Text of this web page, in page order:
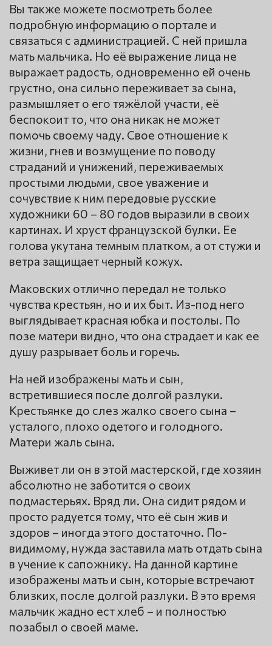
Вы также можете посмотреть более
подробную информацию о портале и
связаться с администрацией. С ней пришла
мать мальчика. Но её выражение лица не
выражает радость, одновременно ей очень
грустно, она сильно переживает за сына,
размышляет о его тяжёлой участи, её
беспокоит то, что она никак не может
помочь своему чаду. Свое отношение к
жизни, гнев и возмущение по поводу
страданий и унижений, переживаемых
простыми людьми, свое уважение и
сочувствие к ним передовые русские
художники 60 – 80 годов выразили в своих
картинах. И хруст французской булки. Ее
голова укутана темным платком, а от стужи и
ветра защищает черный кожух.
Маковских отлично передал не только
чувства крестьян, но и их быт. Из-под него
выглядывает красная юбка и постолы. По
позе матери видно, что она страдает и как ее
душу разрывает боль и горечь.
На ней изображены мать и сын,
встретившиеся после долгой разлуки.
Крестьянке до слез жалко своего сына –
усталого, плохо одетого и голодного.
Матери жаль сына.
Выживет ли он в этой мастерской, где хозяин
абсолютно не заботится о своих
подмастерьях. Вряд ли. Она сидит рядом и
просто радуется тому, что её сын жив и
здоров – иногда этого достаточно. По-
видимому, нужда заставила мать отдать сына
в учение к сапожнику. На данной картине
изображены мать и сын, которые встречают
близких, после долгой разлуки. В это время
мальчик жадно ест хлеб – и полностью
позабыл о своей маме.